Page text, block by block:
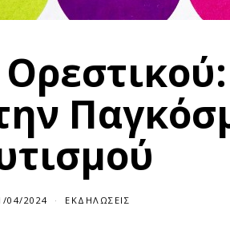
04/2024 ΕΚΔΗΛΏΣΕΙΣ